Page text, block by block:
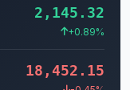
2,145.32
+0.89%
18,452.15